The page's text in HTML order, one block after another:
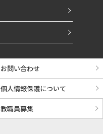
お問い合わせ
個人情報保護について
教職員募集